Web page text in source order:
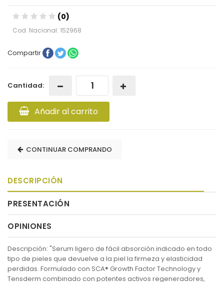
(0)
Cod. Nacional: 152968
Compartir
Cantidad:
Añadir al carrito
CONTINUAR COMPRANDO
DESCRIPCIÓN
PRESENTACIÓN
OPINIONES
Descripción: "Serum ligero de fácil absorción indicado en todo
tipo de pieles que devuelve a la piel la firmeza y elasticidad
perdidas. Formulado con SCA® Growth Factor Technology y
Tensderm combinado con potentes activos regeneradores,